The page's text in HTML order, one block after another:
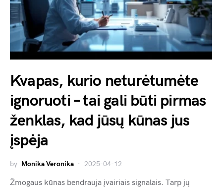
Kvapas, kurio neturėtumėte
ignoruoti – tai gali būti pirmas
ženklas, kad jūsų kūnas jus
įspėja
by Monika Veronika 2025-04-12
Žmogaus kūnas bendrauja įvairiais signalais. Tarp jų